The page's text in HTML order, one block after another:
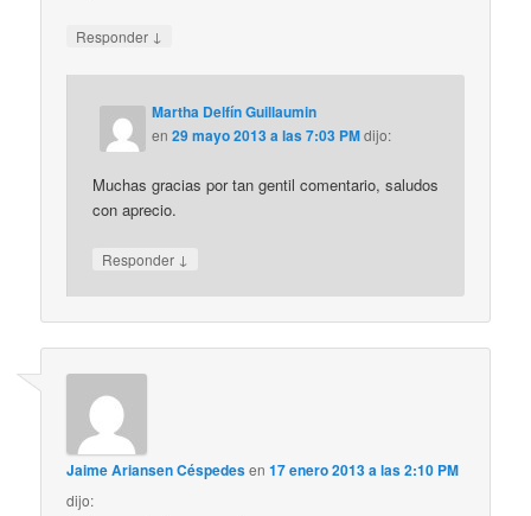
Responder ↓
Martha Delfín Guillaumin
en29 mayo 2013 a las 7:03 PMdijo:
Muchas gracias por tan gentil comentario, saludos
con aprecio.
Responder ↓
Jaime Ariansen Céspedesen17 enero 2013 a las 2:10 PM
dijo: